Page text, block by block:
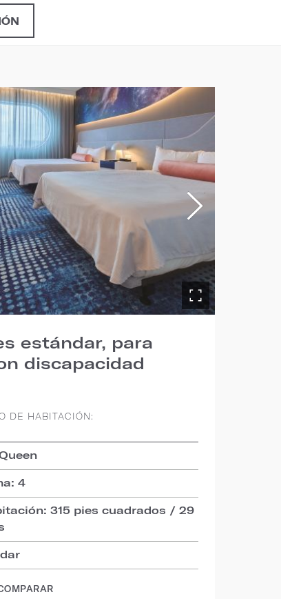
estándar, para
discapacidad
DE HABITACIÓN:
4
315 pies cuadrados / 29